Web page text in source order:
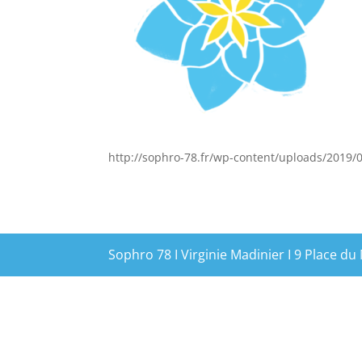
http://sophro-78.fr/wp-content/uploads/2019/
Sophro 78 I Virginie Madinier I 9 Place du